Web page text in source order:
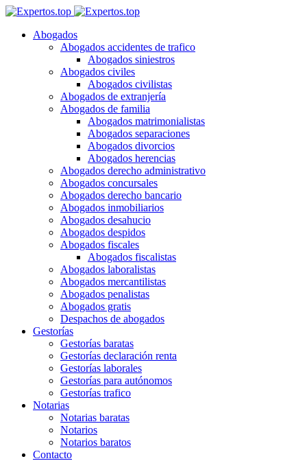
Abogados
Abogados accidentes de trafico
Abogados siniestros
Abogados civiles
Abogados civilistas
Abogados de extranjería
Abogados de familia
Abogados matrimonialistas
Abogados separaciones
Abogados divorcios
Abogados herencias
Abogados derecho administrativo
Abogados concursales
Abogados derecho bancario
Abogados inmobiliarios
Abogados desahucio
Abogados despidos
Abogados fiscales
Abogados fiscalistas
Abogados laboralistas
Abogados mercantilistas
Abogados penalistas
Abogados gratis
Despachos de abogados
Gestorías
Gestorías baratas
Gestorías declaración renta
Gestorías laborales
Gestorías para autónomos
Gestorías trafico
Notarias
Notarias baratas
Notarios
Notarios baratos
Contacto